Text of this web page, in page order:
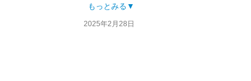
もっとみる▼
2025年2月28日